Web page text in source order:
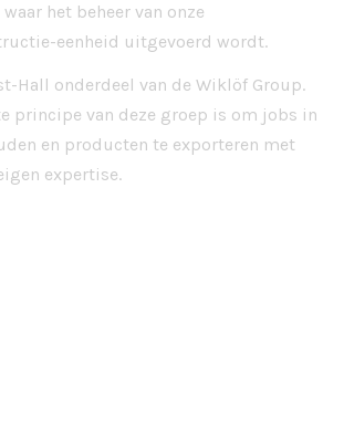
het beheer van onze
eenheid uitgevoerd wordt.
Hall onderdeel van de Wiklöf Group.
principe van deze groep is om jobs in
en producten te exporteren met
expertise.